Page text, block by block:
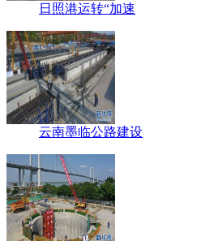
日照港运转“加速
云南墨临公路建设